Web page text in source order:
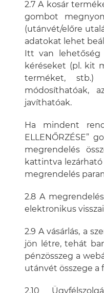
2.7 A kosár
gombot
(utánvét/előre
adatokat lehet
Itt van lehetőség
kéréseket (pl. kit
terméket, stb.)
módosíthatóak,
javíthatóak.
Ha mindent
ELLENŐRZÉSE”
megrendelés
kattintva
megrendelés
2.8 A
elektronikus
2.9 A vásárlás, a
jön létre, tehát
pénzösszeg a
utánvét összege a
2.10